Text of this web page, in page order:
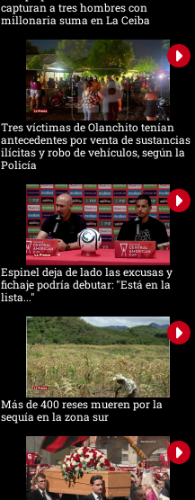
capturan a tres hombres con
millonaria suma en La Ceiba
Tres víctimas de Olanchito tenían
antecedentes por venta de sustancias
ilícitas y robo de vehículos, según la
Policía
Espinel deja de lado las excusas y
fichaje podría debutar: "Está en la
lista..."
Más de 400 reses mueren por la
sequía en la zona sur